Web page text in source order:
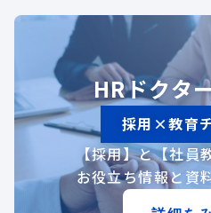
HRドクタ
採用×教育
【採用】と【社員
お役立ち情報と資